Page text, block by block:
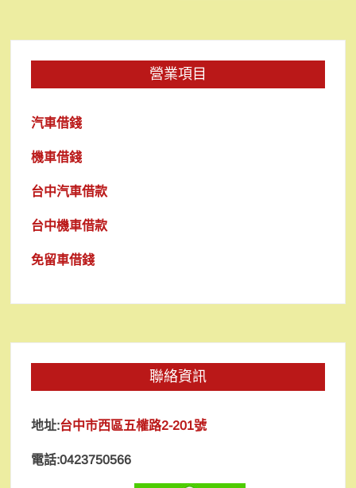
營業項目
汽車借錢
機車借錢
台中汽車借款
台中機車借款
免留車借錢
聯絡資訊
地址:台中市西區五權路2-201號
電話:0423750566